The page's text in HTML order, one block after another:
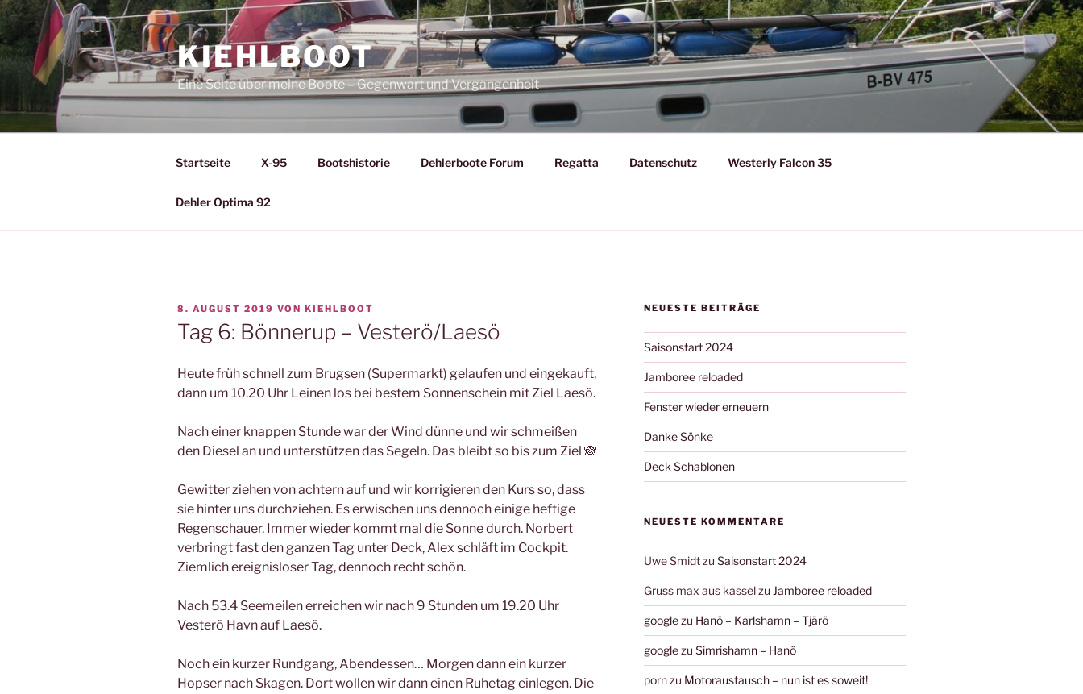
Zum
Inhalt
springen
KIEHLBOOT
Eine Seite über meine Boote – Gegenwart und Vergangenheit
Startseite X-95 Bootshistorie Dehlerboote Forum Regatta Datenschutz Westerly Falcon 35
Dehler Optima 92
VERÖFFENTLICHT
AM
8. AUGUST 2019 VON KIEHLBOOT
Tag 6: Bönnerup – Vesterö/Laesö
Heute früh schnell zum Brugsen (Supermarkt) gelaufen und eingekauft,
dann um 10.20 Uhr Leinen los bei bestem Sonnenschein mit Ziel Laesö.
Nach einer knappen Stunde war der Wind dünne und wir schmeißen
den Diesel an und unterstützen das Segeln. Das bleibt so bis zum Ziel 🙈
Gewitter ziehen von achtern auf und wir korrigieren den Kurs so, dass
sie hinter uns durchziehen. Es erwischen uns dennoch einige heftige
Regenschauer. Immer wieder kommt mal die Sonne durch. Norbert
verbringt fast den ganzen Tag unter Deck, Alex schläft im Cockpit.
Ziemlich ereignisloser Tag, dennoch recht schön.
Nach 53.4 Seemeilen erreichen wir nach 9 Stunden um 19.20 Uhr
Vesterö Havn auf Laesö.
Noch ein kurzer Rundgang, Abendessen… Morgen dann ein kurzer
Hopser nach Skagen. Dort wollen wir dann einen Ruhetag einlegen. Die
NEUESTE BEITRÄGE
Saisonstart 2024
Jamboree reloaded
Fenster wieder erneuern
Danke Sönke
Deck Schablonen
NEUESTE KOMMENTARE
Uwe Smidtzu Saisonstart 2024
Gruss max aus kasselzu Jamboree reloaded
googlezu Hanö – Karlshamn – Tjärö
googlezu Simrishamn – Hanö
pornzu Motoraustausch – nun ist es soweit!